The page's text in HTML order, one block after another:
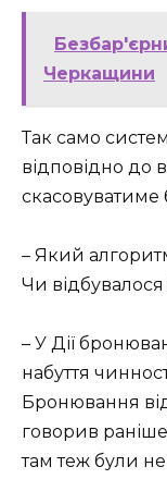
Черкащини
Так само
відповідно до
– Який
Чи
– У Дії
набуття
Бронювання
говорив раніше
там теж були